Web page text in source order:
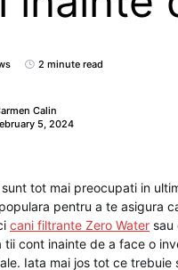
2 minute read
Calin
5, 2024
sunt tot mai preocupati in
pentru a te asigura
cani filtrante Zero Water
tii cont inainte de a face o
Iata mai jos tot ce trebuie